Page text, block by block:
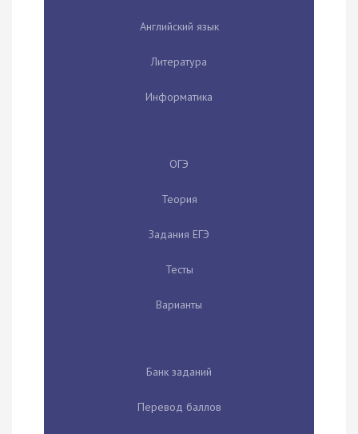
Английский язык
Литература
Информатика
ОГЭ
Теория
Задания ЕГЭ
Тесты
Варианты
Банк заданий
Перевод баллов